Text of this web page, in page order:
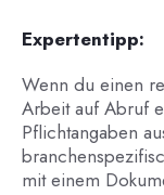
Expertentipp:
Wenn du einen
Arbeit auf Abruf
Pflichtangaben
mit einem